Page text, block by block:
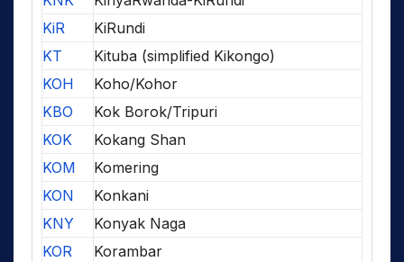
KiR
KiRundi
KT
Kituba (simplified Kikongo)
KOH
Koho/Kohor
KBO
Kok Borok/Tripuri
KOK
Kokang Shan
KOM
Komering
KON
Konkani
KNY
Konyak Naga
KOR
Korambar